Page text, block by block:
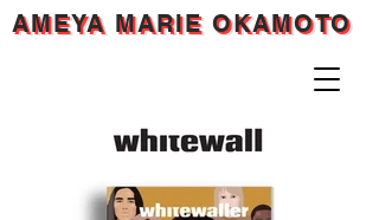
AMEYA MARIE OKAMOTO
AMEYA MARIE OKAMOTO
AMEYA MARIE OKAMOTO